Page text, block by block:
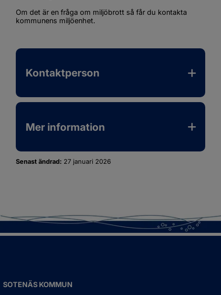
Om det är en fråga om miljöbrott så får du kontakta
kommunens miljöenhet.
Kontaktperson
Mer information
Senast ändrad: 27 januari 2026
SOTENÄS KOMMUN